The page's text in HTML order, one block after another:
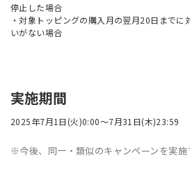
停止した場合
・対象トッピングの購入月の翌月20日までに
いがない場合
実施期間
2025年7月1日(火)0:00〜7月31日(木)23:59
※今後、同一・類似のキャンペーンを実施